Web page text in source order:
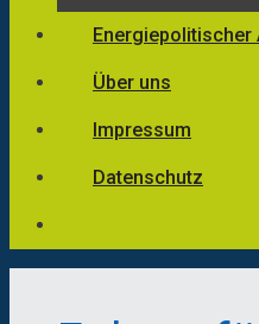
Energiepolitischer
Über uns
Impressum
Datenschutz